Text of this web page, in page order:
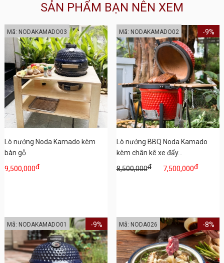
SẢN PHẨM BẠN NÊN XEM
Lò nướng Noda Kamado kèm
bàn gỗ
9,500,000đ
Mã: NODAKAMADO03
Lò nướng BBQ Noda Kamado
kèm chân kê xe đẩy...
8,500,000đ 7,500,000đ
-9%
Mã: NODAKAMADO02
-9%
Mã: NODAKAMADO01 -8%
Mã: NODA026